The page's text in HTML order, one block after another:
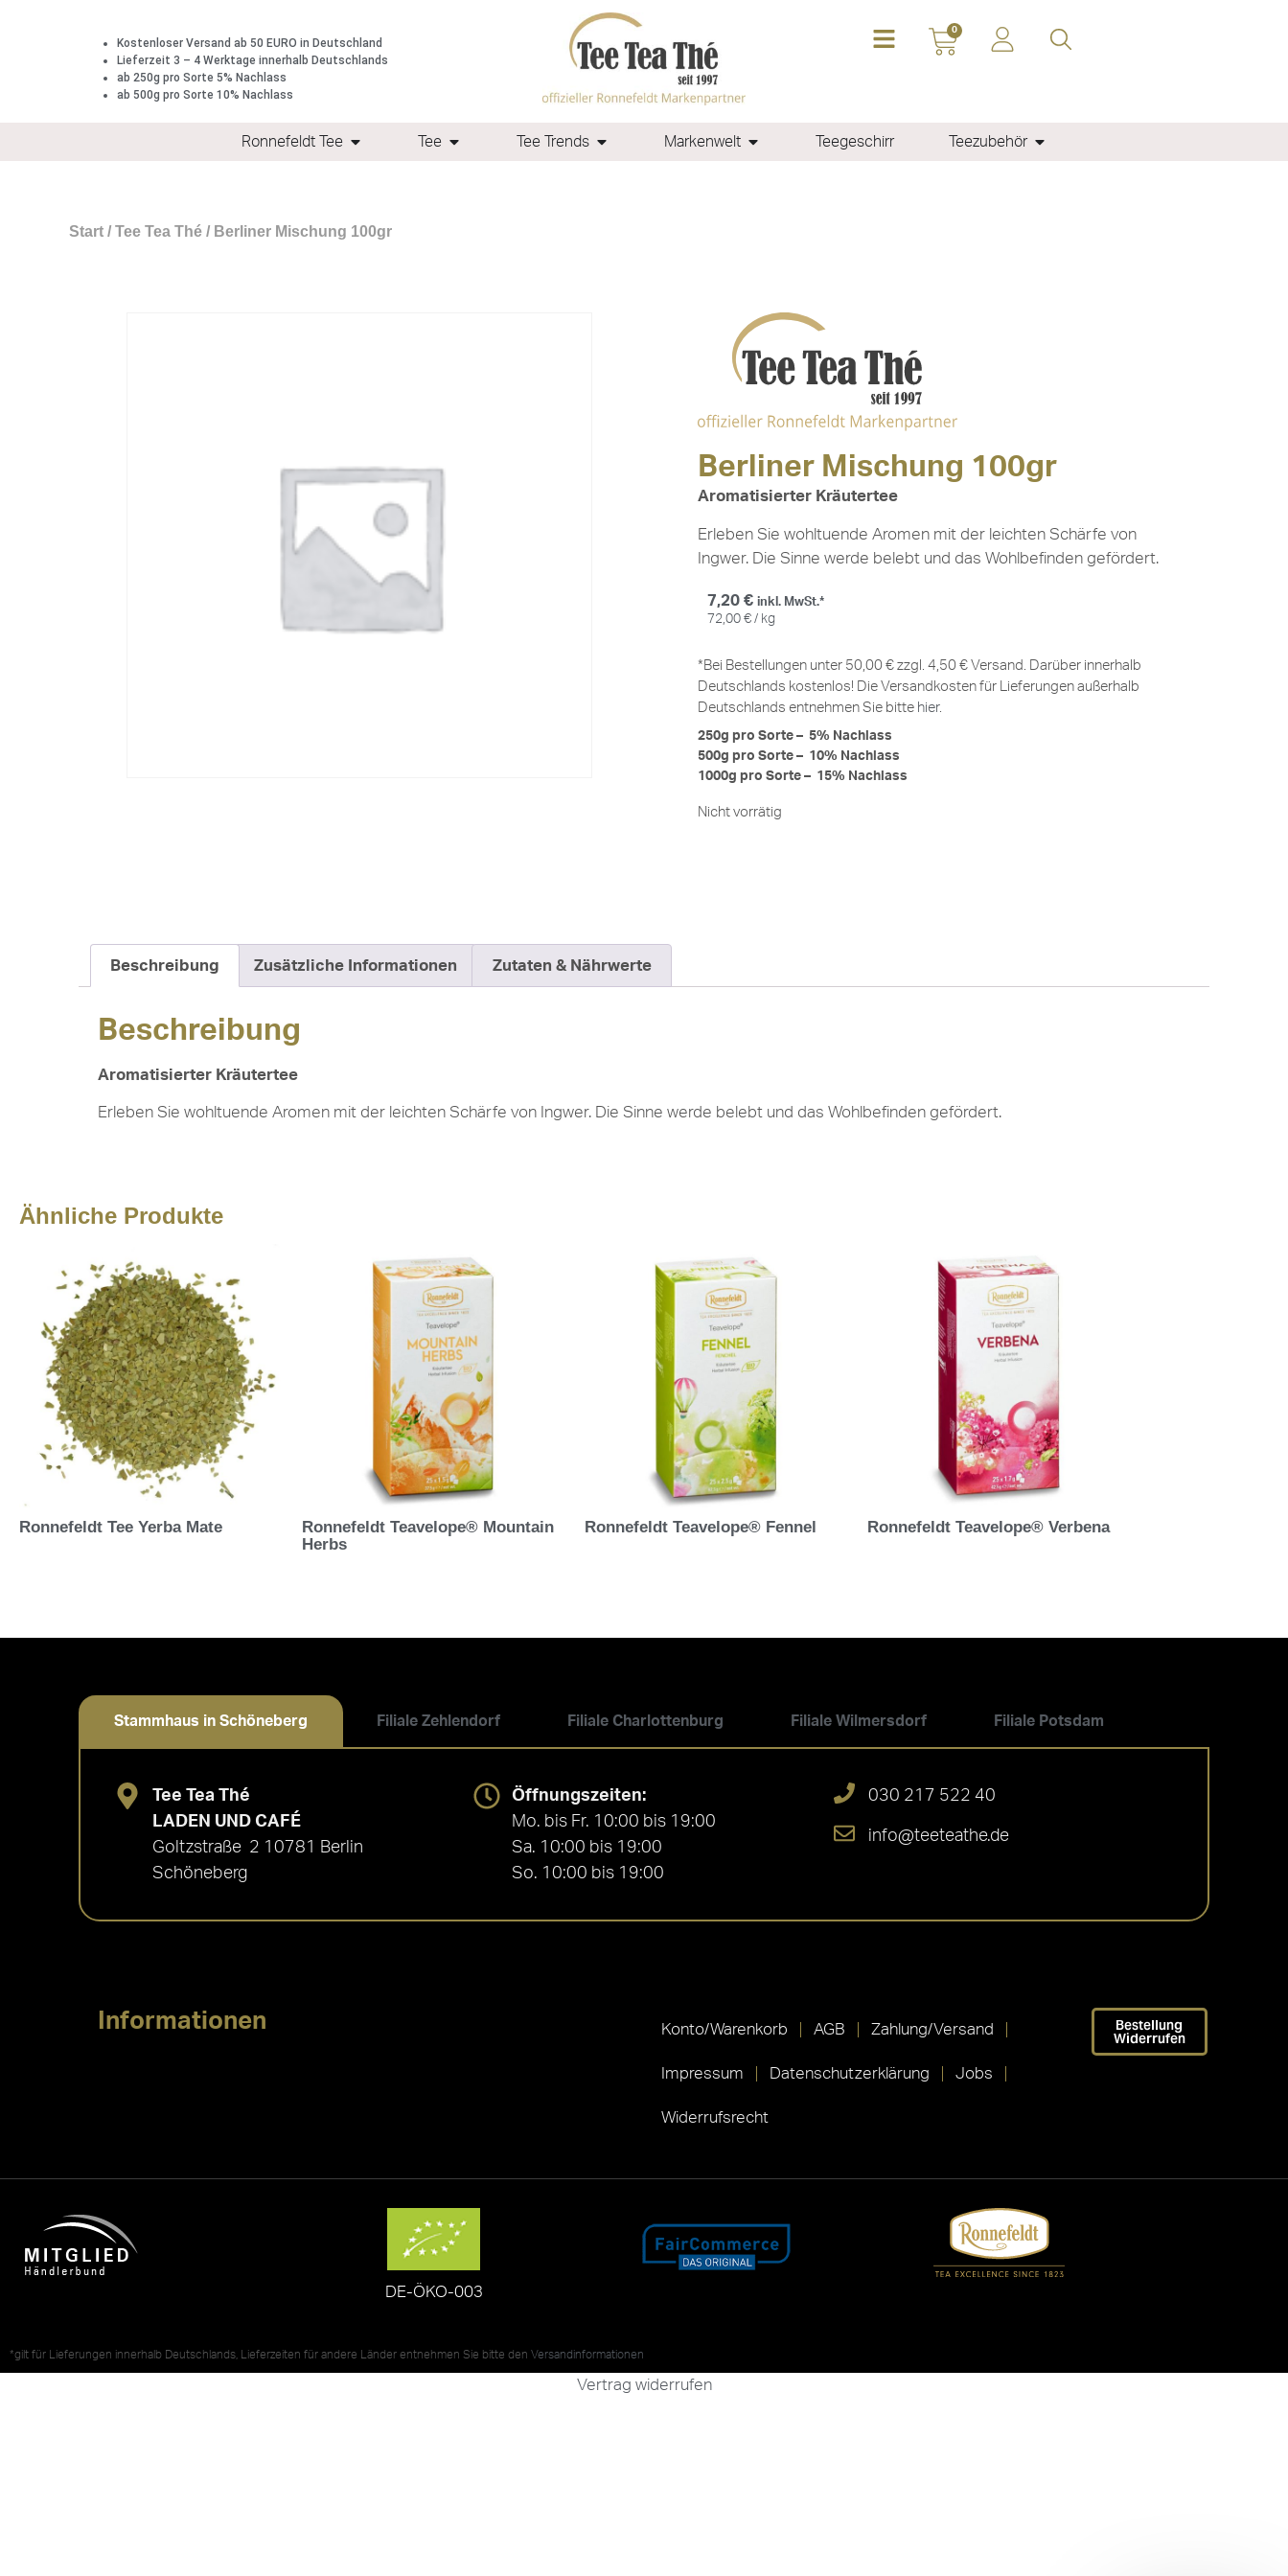
Kostenloser Versand ab 50 EURO in Deutschland
Lieferzeit 3 – 4 Werktage innerhalb Deutschlands
ab 250g pro Sorte 5% Nachlass
ab 500g pro Sorte 10% Nachlass
0
Ronnefeldt Tee Tee Tee Trends Markenwelt Teegeschirr Teezubehör
Start / Tee Tea Thé / Berliner Mischung 100gr
Berliner Mischung 100gr
Aromatisierter Kräutertee
Erleben Sie wohltuende Aromen mit der leichten Schärfe von
Ingwer. Die Sinne werde belebt und das Wohlbefinden gefördert.
7,20 € inkl. MwSt.*
72,00 €/ kg
*Bei Bestellungen unter 50,00 € zzgl. 4,50 € Versand. Darüber innerhalb
Deutschlands kostenlos! Die Versandkosten für Lieferungen außerhalb
Deutschlands entnehmen Sie bitte hier.
250g pro Sorte – 5% Nachlass
500g pro Sorte – 10% Nachlass
1000g pro Sorte – 15% Nachlass
Nicht vorrätig
Beschreibung Zusätzliche Informationen Zutaten & Nährwerte
Beschreibung
Aromatisierter Kräutertee
Erleben Sie wohltuende Aromen mit der leichten Schärfe von Ingwer. Die Sinne werde belebt und das Wohlbefinden gefördert.
Ähnliche Produkte
Ronnefeldt Tee Yerba Mate
Ronnefeldt Teavelope® Mountain
Herbs
Ronnefeldt Teavelope® Fennel Ronnefeldt Teavelope® Verbena
Stammhaus in Schöneberg Filiale Zehlendorf Filiale Charlottenburg Filiale Wilmersdorf Filiale Potsdam
Tee Tea Thé
LADEN UND CAFÉ
Goltzstraße 2 10781 Berlin
Schöneberg
Öffnungszeiten:
Mo. bis Fr. 10:00 bis 19:00
Sa. 10:00 bis 19:00
So. 10:00 bis 19:00
030 217 522 40
info@teeteathe.de
Informationen Konto/Warenkorb AGB Zahlung/Versand
Impressum Datenschutzerklärung Jobs
Widerrufsrecht
Bestellung
Widerrufen
DE-ÖKO-003
*gilt für Lieferungen innerhalb Deutschlands, Lieferzeiten für andere Länder entnehmen Sie bitte den Versandinformationen
Vertrag widerrufen